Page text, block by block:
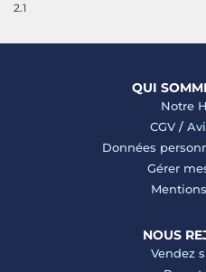
2.1
QUI
Notre
CGV/
Données
Gérer
NOUS
Vendez